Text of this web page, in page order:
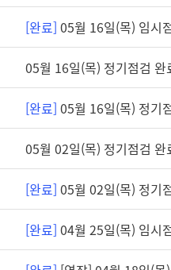
[완료] 05월 16일(목) 임시
05월 16일(목) 정기점검
[완료] 05월 16일(목) 정기
05월 02일(목) 정기점검
[완료] 05월 02일(목) 정기
[완료] 04월 25일(목) 임시